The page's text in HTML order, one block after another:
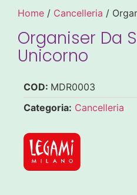
Home / Cancelleria /
Organiser Da
Unicorno
COD: MDR0003
Categoria: Cancelleria